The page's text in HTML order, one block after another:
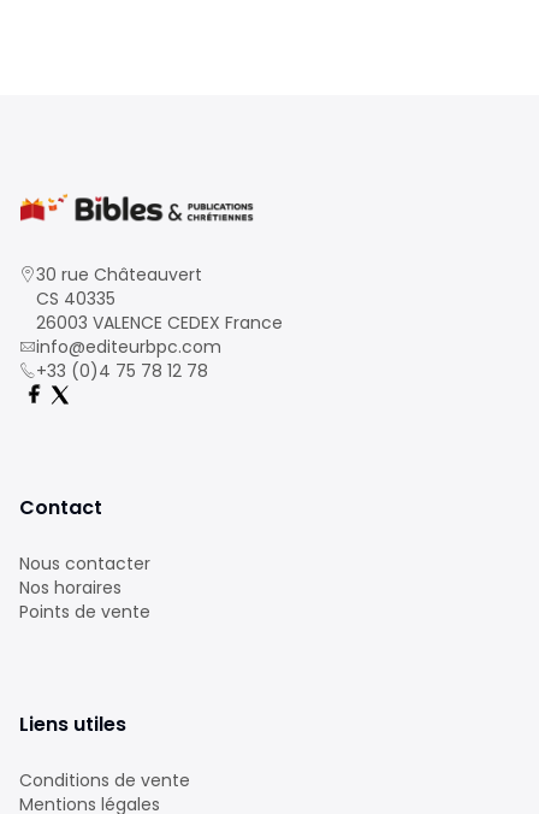
30 rue Châteauvert
CS 40335
26003 VALENCE CEDEX France
info@editeurbpc.com
+33 (0)4 75 78 12 78
Contact
Nous contacter
Nos horaires
Points de vente
Liens utiles
Conditions de vente
Mentions légales